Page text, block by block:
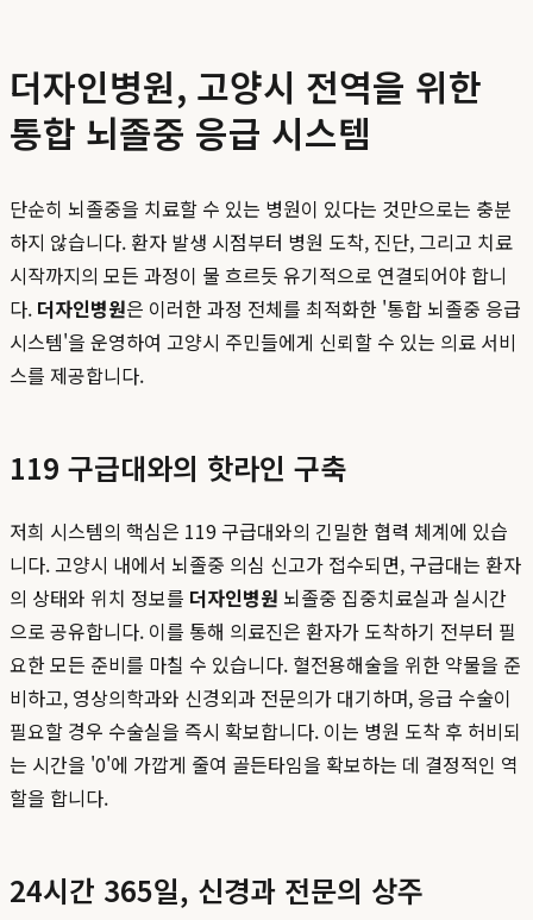
더자인병원, 고양시 전역을 위한
통합 뇌졸중 응급 시스템
단순히 뇌졸중을 치료할 수 있는 병원이 있다는 것만으로는 충분
하지 않습니다. 환자 발생 시점부터 병원 도착, 진단, 그리고 치료
시작까지의 모든 과정이 물 흐르듯 유기적으로 연결되어야 합니
다. 더자인병원은 이러한 과정 전체를 최적화한 '통합 뇌졸중 응급
시스템'을 운영하여 고양시 주민들에게 신뢰할 수 있는 의료 서비
스를 제공합니다.
119 구급대와의 핫라인 구축
저희 시스템의 핵심은 119 구급대와의 긴밀한 협력 체계에 있습
니다. 고양시 내에서 뇌졸중 의심 신고가 접수되면, 구급대는 환자
의 상태와 위치 정보를 더자인병원 뇌졸중 집중치료실과 실시간
으로 공유합니다. 이를 통해 의료진은 환자가 도착하기 전부터 필
요한 모든 준비를 마칠 수 있습니다. 혈전용해술을 위한 약물을 준
비하고, 영상의학과와 신경외과 전문의가 대기하며, 응급 수술이
필요할 경우 수술실을 즉시 확보합니다. 이는 병원 도착 후 허비되
는 시간을 '0'에 가깝게 줄여 골든타임을 확보하는 데 결정적인 역
할을 합니다.
24시간 365일, 신경과 전문의 상주